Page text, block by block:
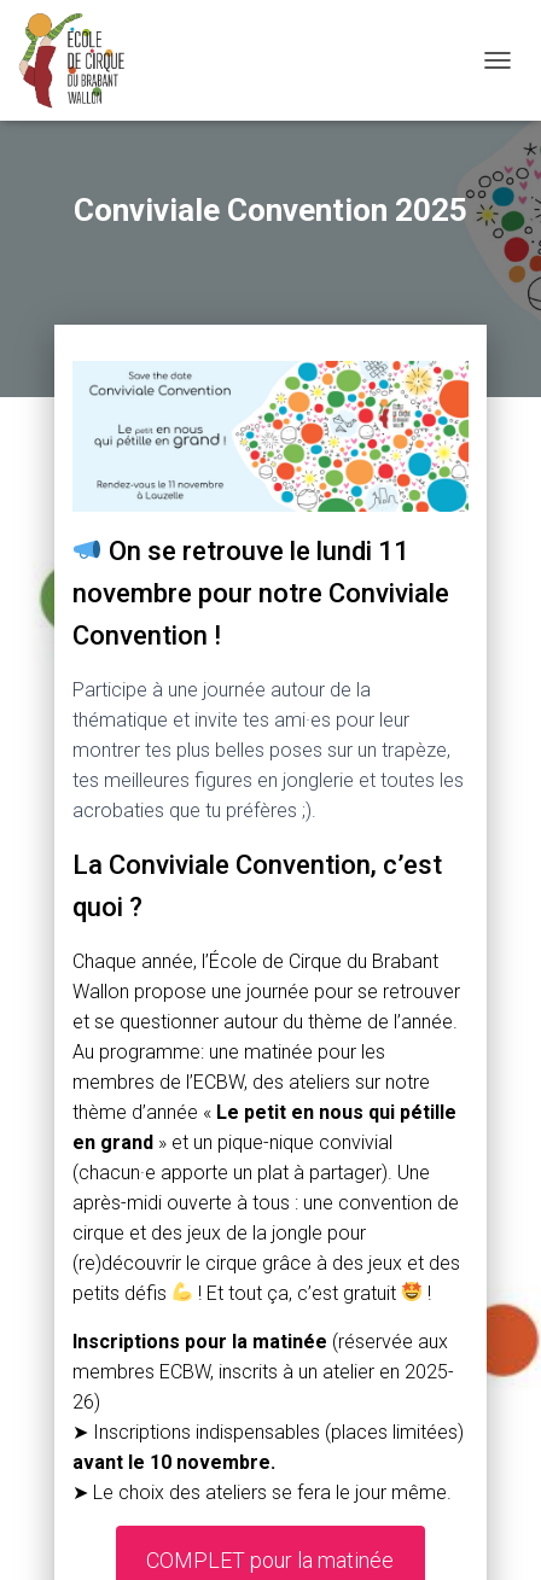
Conviviale Convention 2025
On se retrouve le lundi 11
novembre pour notre Conviviale
Convention !
Participe à une journée autour de la
thématique et invite tes ami·es pour leur
montrer tes plus belles poses sur un trapèze,
tes meilleures figures en jonglerie et toutes les
acrobaties que tu préfères ;).
La Conviviale Convention, c’est
quoi ?
Chaque année, l’École de Cirque du Brabant
Wallon propose une journée pour se retrouver
et se questionner autour du thème de l’année.
Au programme: une matinée pour les
membres de l’ECBW, des ateliers sur notre
thème d’année « Le petit en nous qui pétille
en grand» et un pique-nique convivial
(chacun·e apporte un plat à partager). Une
après-midi ouverte à tous : une convention de
cirque et des jeux de la jongle pour
(re)découvrir le cirque grâce à des jeux et des
petits défis
! Et tout ça, c’est gratuit !
Inscriptions pour la matinée (réservée aux
membres ECBW, inscrits à un atelier en 2025-
26)
➤ Inscriptions indispensables (places limitées)
avant le 10 novembre.
➤ Le choix des ateliers se fera le jour même.
COMPLET pour la matinée